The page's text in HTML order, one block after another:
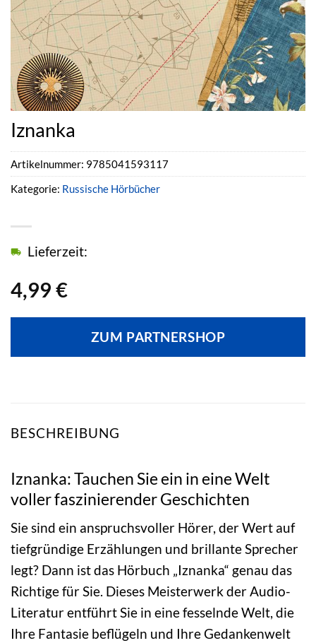
Iznanka
4,99 €
Lieferzeit:
ZUM PARTNERSHOP
Artikelnummer: 9785041593117
Kategorie: Russische Hörbücher
BESCHREIBUNG
Iznanka: Tauchen Sie ein in eine Welt
voller faszinierender Geschichten
Sie sind ein anspruchsvoller Hörer, der Wert auf
tiefgründige Erzählungen und brillante Sprecher
legt? Dann ist das Hörbuch „Iznanka“ genau das
Richtige für Sie. Dieses Meisterwerk der Audio-
Literatur entführt Sie in eine fesselnde Welt, die
Ihre Fantasie beflügeln und Ihre Gedankenwelt